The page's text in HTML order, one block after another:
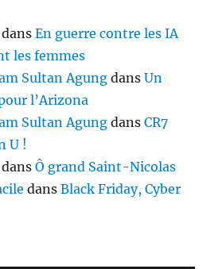
dansEn guerre contre les IA
les femmes
Sultan Agung dansUn
l’Arizona
Sultan Agung dansCR7
U !
dansÔ grand Saint-Nicolas
dansBlack Friday, Cyber